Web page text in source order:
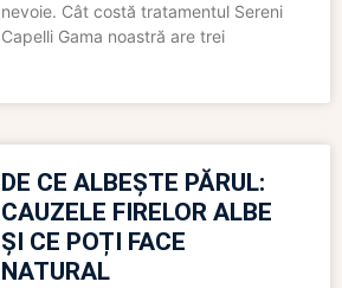
nevoie. Cât costă tratamentul Sereni
Capelli Gama noastră are trei
DE CE ALBEȘTE PĂRUL:
CAUZELE FIRELOR ALBE
ȘI CE POȚI FACE
NATURAL